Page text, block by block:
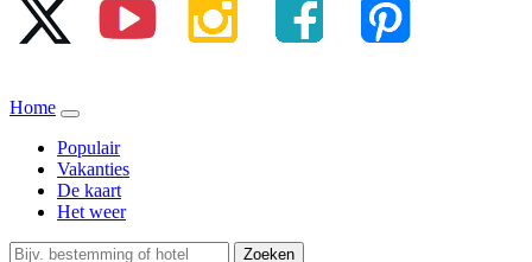
Home
Populair
Vakanties
De kaart
Het weer
Zoeken